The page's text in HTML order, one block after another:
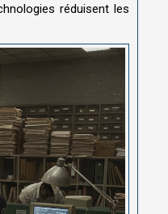
réduisent les